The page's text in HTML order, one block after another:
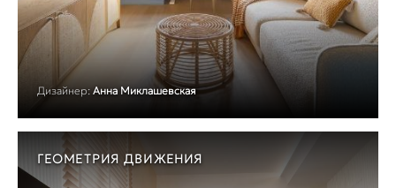
Дизайнер: Анна Миклашевская
ГЕОМЕТРИЯ ДВИЖЕНИЯ